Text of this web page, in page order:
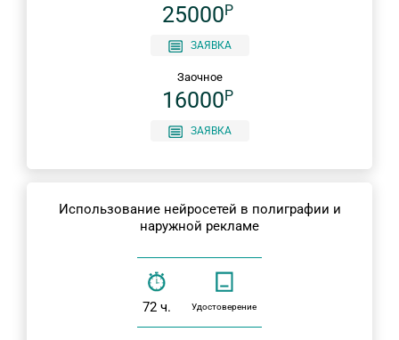
25000P
ЗАЯВКА
Заочное
16000P
ЗАЯВКА
Использование нейросетей в полиграфии и
наружной рекламе
72 ч. Удостоверение